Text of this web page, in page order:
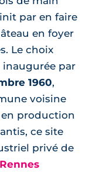
par en faire
en foyer
Le choix
par
1960,
voisine
en production
ce site
privé de
Rennes